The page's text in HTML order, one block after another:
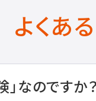
よくあ
」なのですか